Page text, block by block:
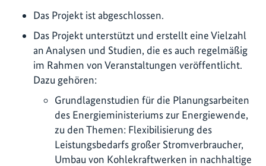
Das Projekt ist abgeschlossen.
Das Projekt unterstützt und erstellt eine Vielzahl
an Analysen und Studien, die es auch regelmäßig
im Rahmen von Veranstaltungen veröffentlicht.
Dazu gehören:
Grundlagenstudien für die Planungsarbeiten
des Energieministeriums zur Energiewende,
zu den Themen: Flexibilisierung des
Leistungsbedarfs großer Stromverbraucher,
Umbau von Kohlekraftwerken in nachhaltige